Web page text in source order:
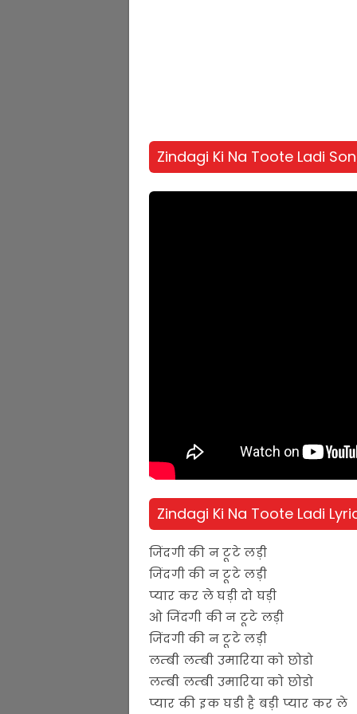
Zindagi Ki Na Toote Ladi
Zindagi Ki Na Toote Ladi
जिंदगी की न टूटे लड़ी
जिंदगी की न टूटे लड़ी
प्यार कर ले घड़ी दो घड़ी
ओ जिंदगी की न टूटे लड़ी
जिंदगी की न टूटे लड़ी
लम्बी लम्बी उमारिया को छोडो
लम्बी लम्बी उमारिया को छोडो
प्यार की इक घडी है बड़ी प्यार कर ले